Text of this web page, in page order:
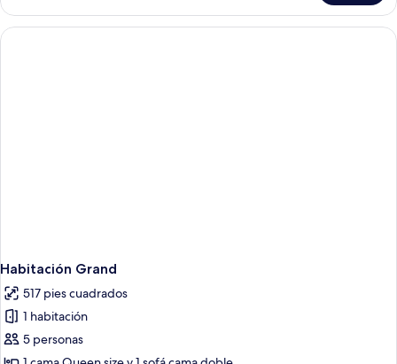
superior
Habitación Grand
517 pies cuadrados
1 habitación
5 personas